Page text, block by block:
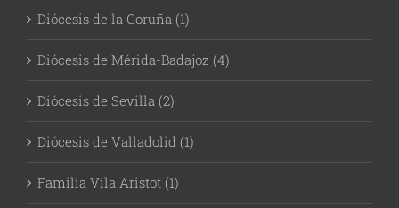
Diócesis de la Coruña (1)
Diócesis de Mérida-Badajoz (4)
Diócesis de Sevilla (2)
Diócesis de Valladolid (1)
Familia Vila Aristot (1)